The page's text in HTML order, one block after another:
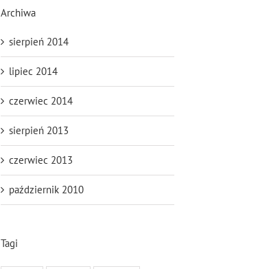
Archiwa
sierpień 2014
lipiec 2014
czerwiec 2014
sierpień 2013
czerwiec 2013
październik 2010
Tagi